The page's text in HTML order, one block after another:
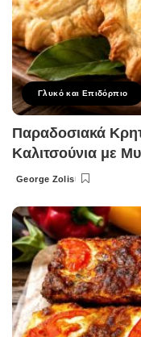
Γλυκό και Επιδόρπιο
Παραδοσιακά
Καλιτσούνια με
Posted
George Zolis